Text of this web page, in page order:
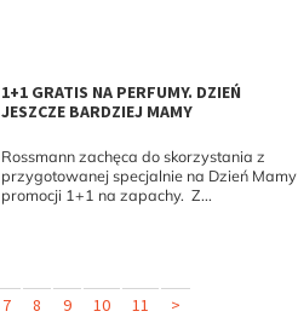
1+1 GRATIS NA PERFUMY. DZIEŃ
JESZCZE BARDZIEJ MAMY
Rossmann zachęca do skorzystania z
przygotowanej specjalnie na Dzień Mamy
promocji 1+1 na zapachy. Z...
7 8 9 10 11 >